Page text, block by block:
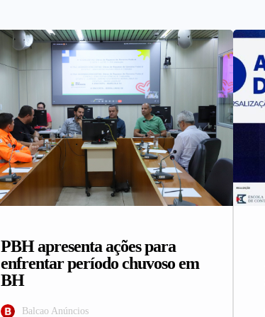
PBH apresenta ações para
enfrentar período chuvoso em
BH
Balcao Anúncios